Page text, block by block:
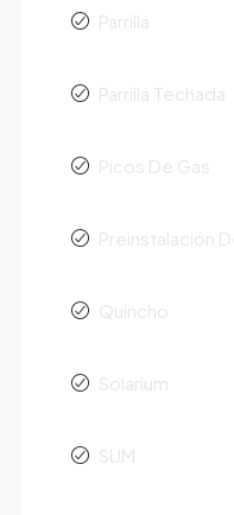
Parrilla
Parrilla Techada
Picos De Gas
Preinstalación
Quincho
Solarium
SUM